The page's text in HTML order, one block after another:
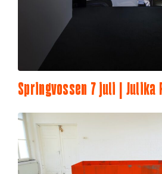
Springvossen 7 juli | Julika